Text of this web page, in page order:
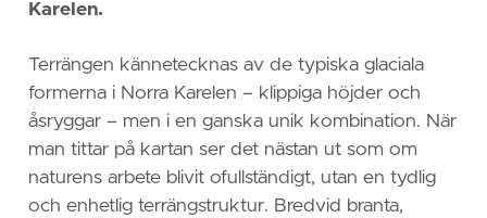
Karelen.
Terrängen kännetecknas av de typiska glaciala
formerna i Norra Karelen – klippiga höjder och
åsryggar – men i en ganska unik kombination. När
man tittar på kartan ser det nästan ut som om
naturens arbete blivit ofullständigt, utan en tydlig
och enhetlig terrängstruktur. Bredvid branta,